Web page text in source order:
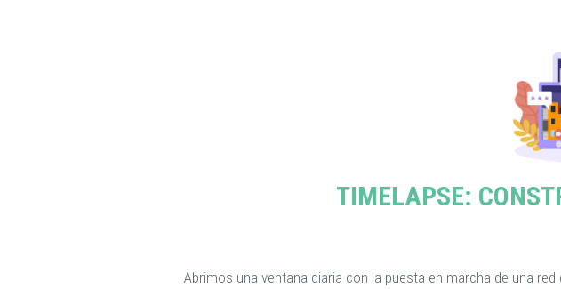
TIMELAPSE:
Abrimos una ventana diaria con la puesta en marcha de una